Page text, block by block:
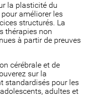
la plasticité du
améliorer les
structurés. La
thérapies non
à partir de preuves
cérébrale et de
sur la
standardisés pour les
adultes et